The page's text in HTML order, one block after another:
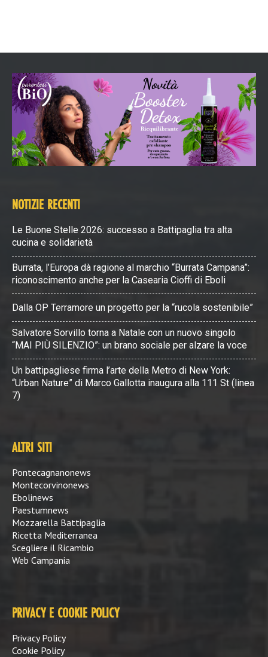
NOTIZIE RECENTI
Le Buone Stelle 2026: successo a Battipaglia tra alta
cucina e solidarietà
Burrata, l’Europa dà ragione al marchio “Burrata Campana”:
riconoscimento anche per la Casearia Cioffi di Eboli
Dalla OP Terramore un progetto per la “rucola sostenibile”
Salvatore Sorvillo torna a Natale con un nuovo singolo
“MAI PIÙ SILENZIO”: un brano sociale per alzare la voce
Un battipagliese firma l’arte della Metro di New York:
“Urban Nature” di Marco Gallotta inaugura alla 111 St (linea
7)
ALTRI SITI
Pontecagnanonews
Montecorvinonews
Ebolinews
Paestumnews
Mozzarella Battipaglia
Ricetta Mediterranea
Scegliere il Ricambio
Web Campania
PRIVACY E COOKIE POLICY
Privacy Policy
Cookie Policy